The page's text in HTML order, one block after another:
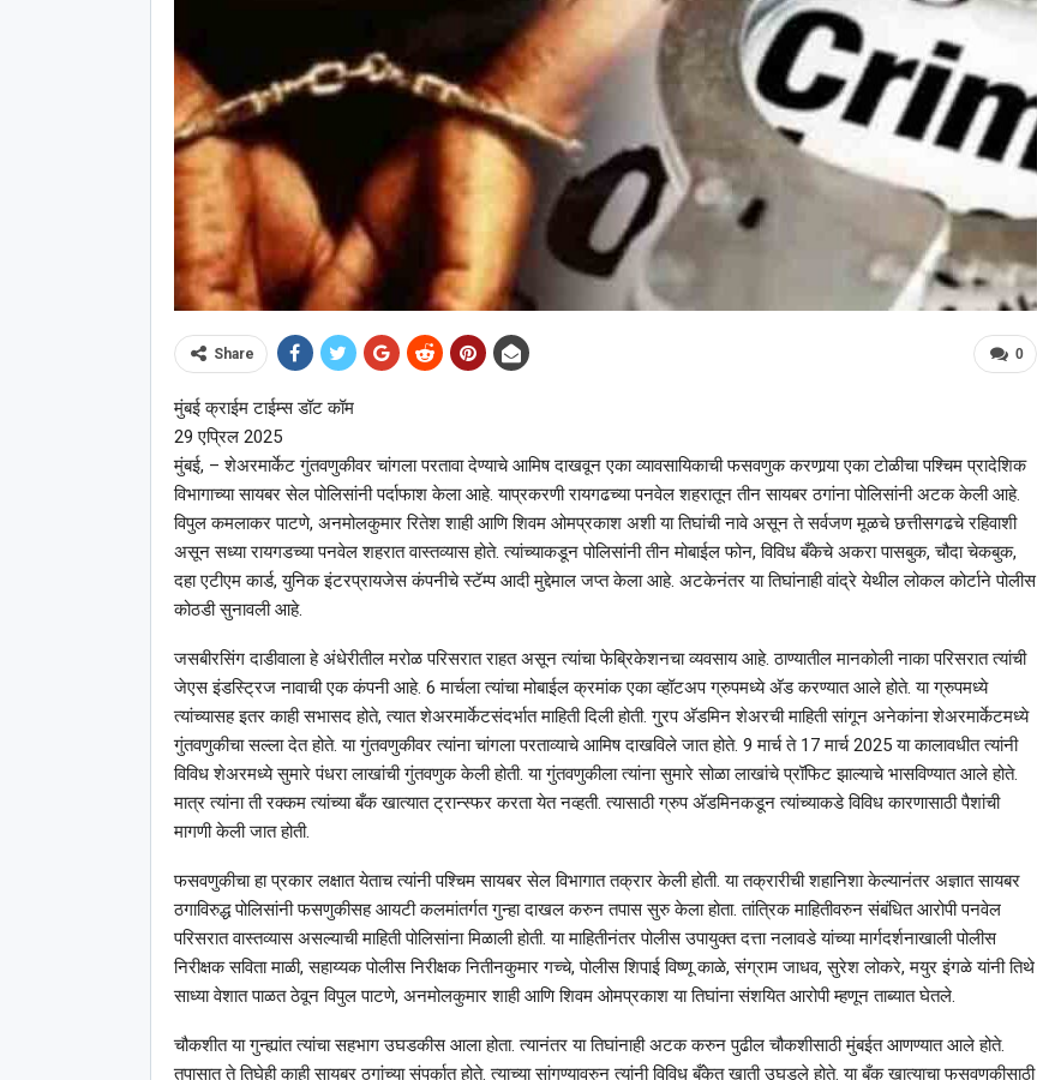
0
Share
मुंबई क्राईम टाईम्स डॉट कॉम
29 एप्रिल 2025
मुंबई, – शेअरमार्केट गुंतवणुकीवर चांगला परतावा देण्याचे आमिष दाखवून एका व्यावसायिकाची फसवणुक करणार्‍या एका टोळीचा पश्चिम प्रादेशिक
विभागाच्या सायबर सेल पोलिसांनी पर्दाफाश केला आहे. याप्रकरणी रायगढच्या पनवेल शहरातून तीन सायबर ठगांना पोलिसांनी अटक केली आहे.
विपुल कमलाकर पाटणे, अनमोलकुमार रितेश शाही आणि शिवम ओमप्रकाश अशी या तिघांची नावे असून ते सर्वजण मूळचे छत्तीसगढचे रहिवाशी
असून सध्या रायगडच्या पनवेल शहरात वास्तव्यास होते. त्यांच्याकडून पोलिसांनी तीन मोबाईल फोन, विविध बँकेचे अकरा पासबुक, चौदा चेकबुक,
दहा एटीएम कार्ड, युनिक इंटरप्रायजेस कंपनीचे स्टॅम्प आदी मुद्देमाल जप्त केला आहे. अटकेनंतर या तिघांनाही वांद्रे येथील लोकल कोर्टाने पोलीस
कोठडी सुनावली आहे.
जसबीरसिंग दाडीवाला हे अंधेरीतील मरोळ परिसरात राहत असून त्यांचा फेब्रिकेशनचा व्यवसाय आहे. ठाण्यातील मानकोली नाका परिसरात त्यांची
जेएस इंडस्ट्रिज नावाची एक कंपनी आहे. 6 मार्चला त्यांचा मोबाईल क्रमांक एका व्हॉटअप ग्रुपमध्ये अ‍ॅड करण्यात आले होते. या ग्रुपमध्ये
त्यांच्यासह इतर काही सभासद होते, त्यात शेअरमार्केटसंदर्भात माहिती दिली होती. गु्रप अ‍ॅडमिन शेअरची माहिती सांगून अनेकांना शेअरमार्केटमध्ये
गुंतवणुकीचा सल्ला देत होते. या गुंतवणुकीवर त्यांना चांगला परताव्याचे आमिष दाखविले जात होते. 9 मार्च ते 17 मार्च 2025 या कालावधीत त्यांनी
विविध शेअरमध्ये सुमारे पंधरा लाखांची गुंतवणुक केली होती. या गुंतवणुकीला त्यांना सुमारे सोळा लाखांचे प्रॉफिट झाल्याचे भासविण्यात आले होते.
मात्र त्यांना ती रक्कम त्यांच्या बँक खात्यात ट्रान्स्फर करता येत नव्हती. त्यासाठी ग्रुप अ‍ॅडमिनकडून त्यांच्याकडे विविध कारणासाठी पैशांची
मागणी केली जात होती.
फसवणुकीचा हा प्रकार लक्षात येताच त्यांनी पश्चिम सायबर सेल विभागात तक्रार केली होती. या तक्रारीची शहानिशा केल्यानंतर अज्ञात सायबर
ठगाविरुद्ध पोलिसांनी फसणुकीसह आयटी कलमांतर्गत गुन्हा दाखल करुन तपास सुरु केला होता. तांत्रिक माहितीवरुन संबंधित आरोपी पनवेल
परिसरात वास्तव्यास असल्याची माहिती पोलिसांना मिळाली होती. या माहितीनंतर पोलीस उपायुक्त दत्ता नलावडे यांच्या मार्गदर्शनाखाली पोलीस
निरीक्षक सविता माळी, सहाय्यक पोलीस निरीक्षक नितीनकुमार गच्चे, पोलीस शिपाई विष्णू काळे, संग्राम जाधव, सुरेश लोकरे, मयुर इंगळे यांनी तिथे
साध्या वेशात पाळत ठेवून विपुल पाटणे, अनमोलकुमार शाही आणि शिवम ओमप्रकाश या तिघांना संशयित आरोपी म्हणून ताब्यात घेतले.
चौकशीत या गुन्ह्यांत त्यांचा सहभाग उघडकीस आला होता. त्यानंतर या तिघांनाही अटक करुन पुढील चौकशीसाठी मुंबईत आणण्यात आले होते.
तपासात ते तिघेही काही सायबर ठगांच्या संपर्कात होते. त्याच्या सांगण्यावरुन त्यांनी विविध बँकेत खाती उघडले होते. या बँक खात्याचा फसवणुकीसाठी